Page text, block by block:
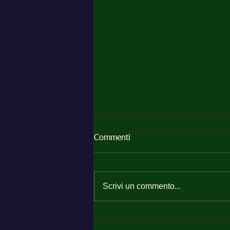
Commenti
Scrivi un commento...